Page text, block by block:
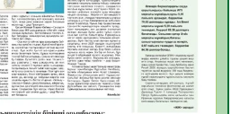
мәлімет
43
облысы полиция
мыңнан астам
қамтамасыз етті